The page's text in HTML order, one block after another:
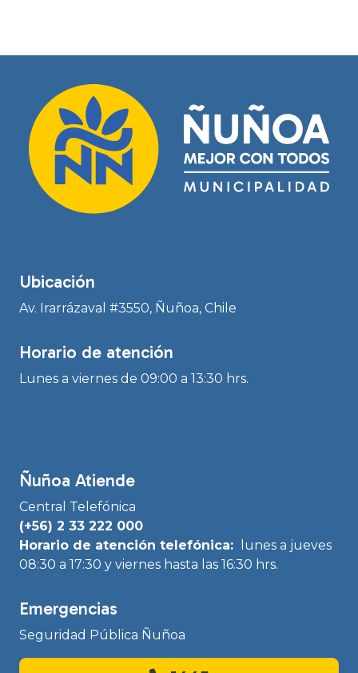
Ubicación
Av. Irarrázaval #3550, Ñuñoa, Chile
Horario de atención
Lunes a viernes de 09:00 a 13:30 hrs.
Ñuñoa Atiende
Central Telefónica
(+56) 2 33 222 000
Horario de atención telefónica:
lunes a jueves
08:30 a 17:30 y viernes hasta las 16:30 hrs.
Emergencias
Seguridad Pública Ñuñoa